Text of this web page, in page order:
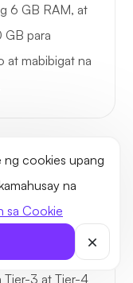
ng cookies upang
na
sa Cookie
6 GB RAM, at
GB para
at mabibigat na
Pag-andar
na
Tier-3 at Tier-4